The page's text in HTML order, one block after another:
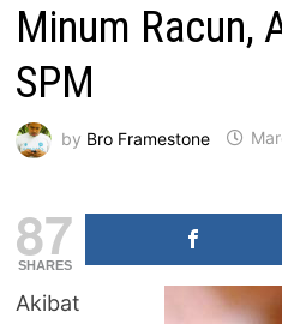
Minum Racun,
SPM
by Bro Framestone
87
SHARES
Akibat